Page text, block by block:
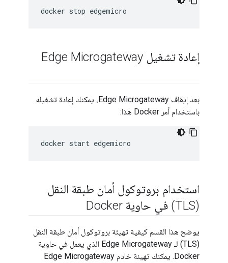
إعادة تشغيل Edge Microgateway
بعد إيقاف Edge Microgateway، يمكنك إعادة تشغيله
باستخدام أمر Docker هذا:
استخدام بروتوكول أمان طبقة النقل
(TLS) في حاوية Docker
يوضح هذا القسم كيفية تهيئة بروتوكول أمان طبقة النقل
(TLS) لـ Edge Microgateway الذي يعمل في حاوية
Docker. يمكنك تهيئة خادم Edge Microgateway